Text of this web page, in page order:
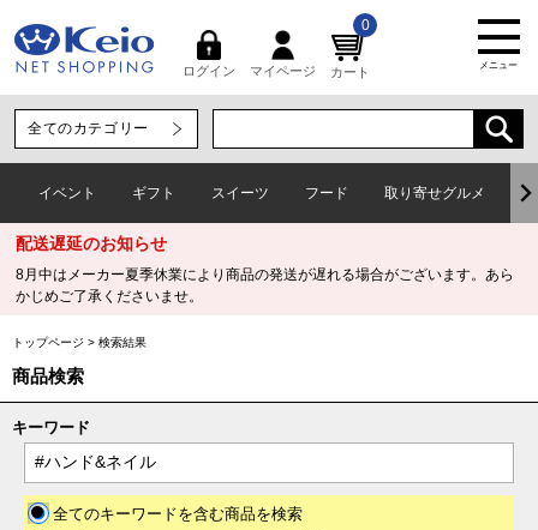
ログイン マイページ カート
0
メニュー
イベント ギフト スイーツ フード 取り寄せグルメ
配送遅延のお知らせ
8月中はメーカー夏季休業により商品の発送が遅れる場合がございます。あら
かじめご了承くださいませ。
トップページ > 検索結果
商品検索
キーワード
全てのキーワードを含む商品を検索